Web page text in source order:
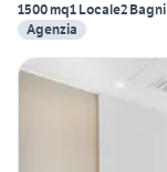
1500 mq1 Locale2 Bagni
Agenzia